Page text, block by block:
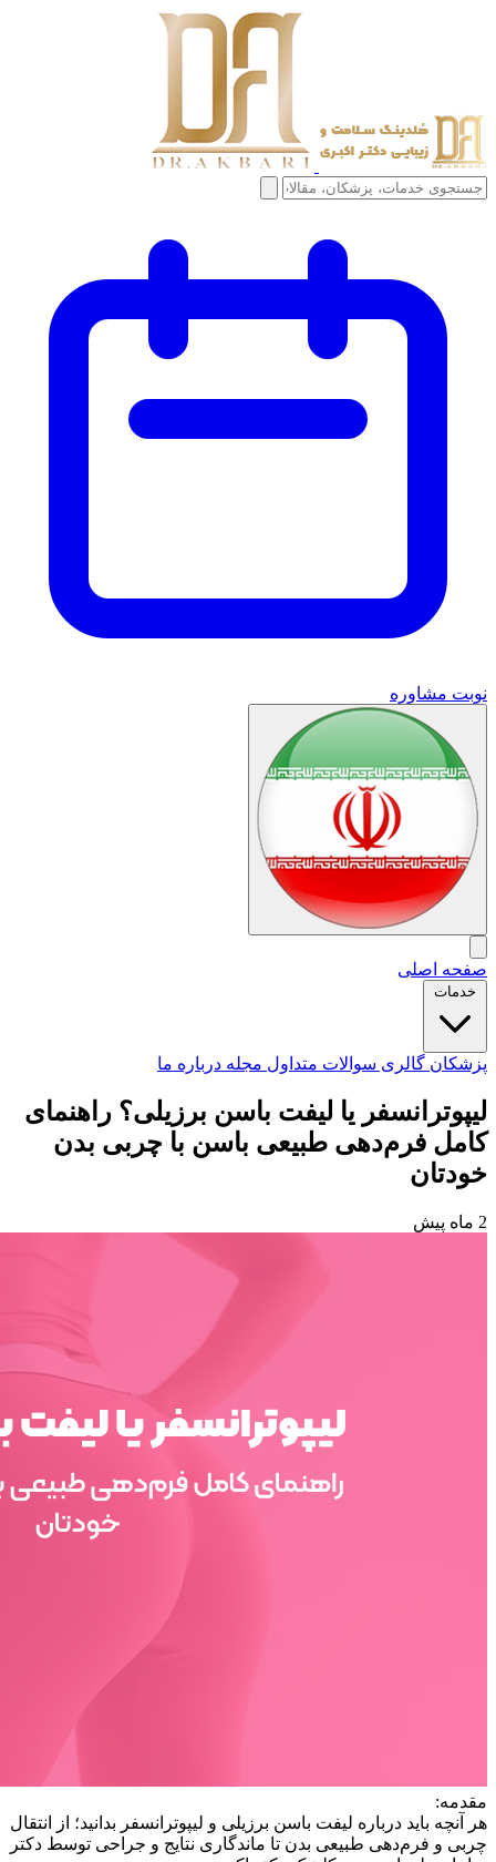
نوبت مشاوره
صفحه اصلی
خدمات
پزشکان گالری سوالات متداول مجله درباره ما
لیپوترانسفر یا لیفت باسن برزیلی؟ راهنمای
کامل فرم‌دهی طبیعی باسن با چربی بدن
خودتان
2 ماه پیش
مقدمه:
هر آنچه باید درباره لیفت باسن برزیلی و لیپوترانسفر بدانید؛ از انتقال
چربی و فرم‌دهی طبیعی بدن تا ماندگاری نتایج و جراحی توسط دکتر